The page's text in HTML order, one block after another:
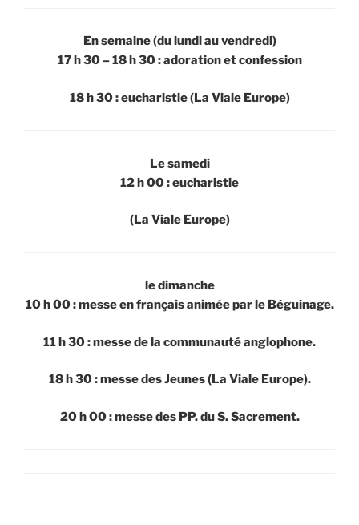
En semaine (du lundi au vendredi)
17 h 30 – 18 h 30 : adoration et confession
18 h 30 : eucharistie(La Viale Europe)
Le samedi
12 h 00 : eucharistie
(La Viale Europe)
le dimanche
10 h 00 : messe en françaisanimée par le Béguinage.
11 h 30 : messe de la communauté anglophone.
18 h 30 : messe des Jeunes (La Viale Europe).
20 h 00 : messe des PP. du S. Sacrement.